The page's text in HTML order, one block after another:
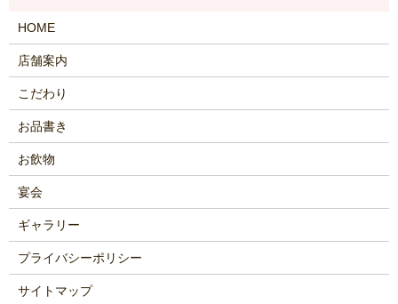
HOME
店舗案内
こだわり
お品書き
お飲物
宴会
ギャラリー
プライバシーポリシー
サイトマップ